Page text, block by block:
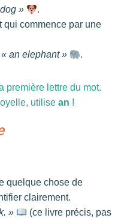
»
.
qui commence par une
« an elephant » .
première lettre du mot.
utilise an !
quelque chose de
clairement.
»
(ce livre précis, pas